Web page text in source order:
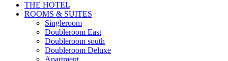
THE HOTEL
ROOMS & SUITES
Singleroom
Doubleroom East
Doubleroom south
Doubleroom Deluxe
Apartment